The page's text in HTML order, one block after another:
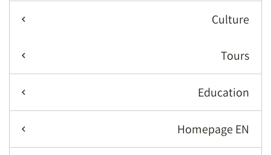
Culture
Tours
Education
Homepage EN